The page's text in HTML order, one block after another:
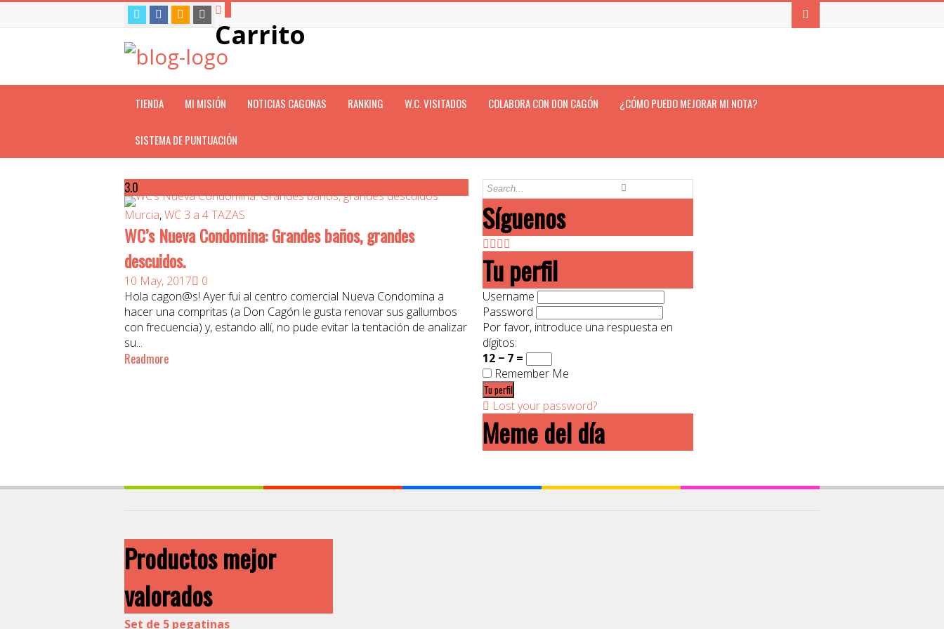
Carrito
TIENDA MI MISIÓN NOTICIAS CAGONAS RANKING W.C. VISITADOS COLABORA CON DON CAGÓN ¿CÓMO PUEDO MEJORAR MI NOTA?
SISTEMA DE PUNTUACIÓN
3.0
Murcia,WC 3 a 4 TAZAS
WC’s Nueva Condomina: Grandes baños, grandes
descuidos.
10 May, 2017
0
Hola cagon@s! Ayer fui al centro comercial Nueva Condomina a
hacer una compritas (a Don Cagón le gusta renovar sus gallumbos
con frecuencia) y, estando allí, no pude evitar la tentación de analizar
su...
Readmore
Síguenos
Tu perfil
Username
Password
Por favor, introduce una respuesta en
dígitos:
12 − 7 =
Remember Me
Lost your password?
Meme del día
Productos mejor
valorados
Set de 5 pegatinas